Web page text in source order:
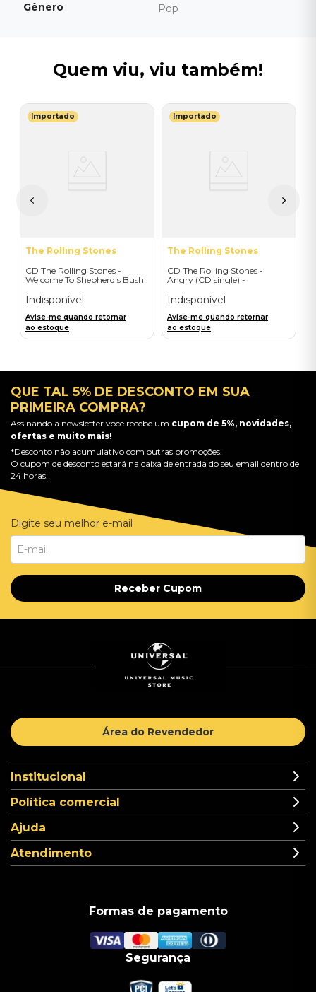
Gênero Pop
Quem viu, viu também!
Importado
The Rolling Stones
CD The Rolling Stones -
Welcome To Shepherd's Bush
Indisponível
Avise-me quando retornar
ao estoque
Importado
The Rolling Stones
CD The Rolling Stones -
Angry (CD single) -
Indisponível
Avise-me quando retornar
ao estoque
QUE TAL 5% DE DESCONTO EM SUA
PRIMEIRA COMPRA?
Assinando a newsletter você recebe um cupom de 5%, novidades,
ofertas e muito mais!
*Desconto não acumulativo com outras promoções.
O cupom de desconto estará na caixa de entrada do seu email dentro de
24 horas.
Digite seu melhor e-mail
Receber Cupom
Área do Revendedor
Institucional
Política comercial
Ajuda
Atendimento
Formas de pagamento
Segurança